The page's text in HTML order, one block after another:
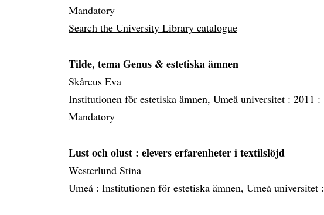
Mandatory
Search the University Library catalogue
Tilde, tema Genus & estetiska ämnen
Skåreus Eva
Institutionen för estetiska ämnen, Umeå universitet : 2011 :
Mandatory
Lust och olust : elevers erfarenheter i textilslöjd
Westerlund Stina
Umeå : Institutionen för estetiska ämnen, Umeå universitet :